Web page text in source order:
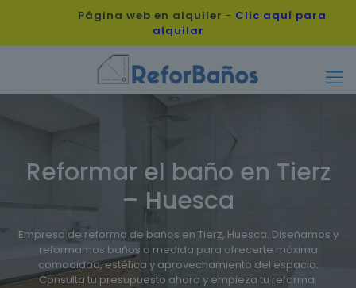
Página web en alquiler - Clic aquí para
alquilar
Reformar el baño en Tierz
– Huesca
Empresa de reforma de baños en Tierz, Huesca. Diseñamos y
reformamos baños a medida para ofrecerte máxima
comodidad, estética y aprovechamiento del espacio.
Consulta tu presupuesto ahora y empieza tu reforma.